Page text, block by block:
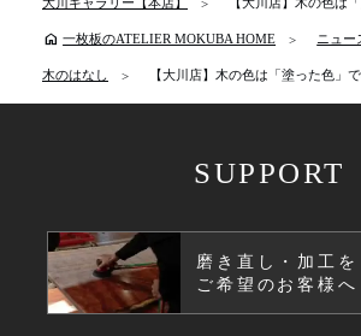
home 一枚板のATELIER MOKUBA HOME ニュー
木のはなし 【大川店】木の色は「塗った色」
SUPPORT
磨き直し・加工を
ご希望のお客様へ